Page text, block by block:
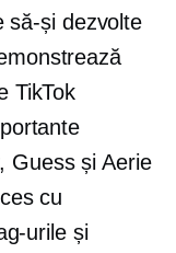
să-și dezvolte
TikTok
Guess și Aerie
cu
urile și